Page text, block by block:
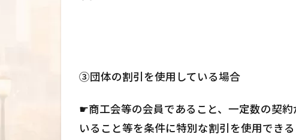
③団体の割引を使用している場合
☛商工会等の会員であること、一定数の契
いること等を条件に特別な割引を使用でき